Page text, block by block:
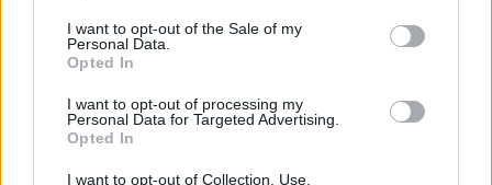
I want to opt-out of the Sale of my
Personal Data.
Opted In
I want to opt-out of processing my
Personal Data for Targeted Advertising.
Opted In
I want to opt-out of Collection, Use,
Savaitės vidurys nusimato karštas: temperatūra kils iki
32 laipsnių šilumos